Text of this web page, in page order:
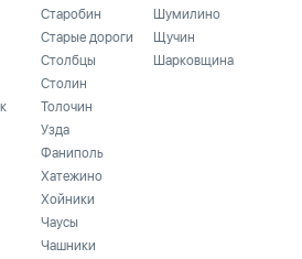
Старобин
Старые дороги
Столбцы
Столин
Толочин
Узда
Фаниполь
Хатежино
Хойники
Чаусы
Чашники
Шумилино
Щучин
Шарковщина